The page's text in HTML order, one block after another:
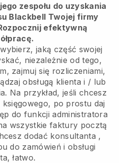
zespołu do uzyskania
Blackbell Twojej firmy
efektywną
jaką część swojej
niezależnie od tego,
zajmuj się rozliczeniami,
obsługą klienta i / lub
Na przykład, jeśli chcesz
po prostu daj
do funkcji administratora
wszystkie faktury pocztą
dodać konsultanta ,
do zamówień i obsługi
łatwo.